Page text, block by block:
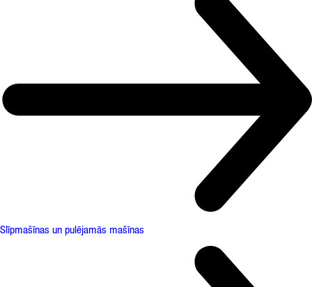
Slīpmašīnas un pulējamās mašīnas